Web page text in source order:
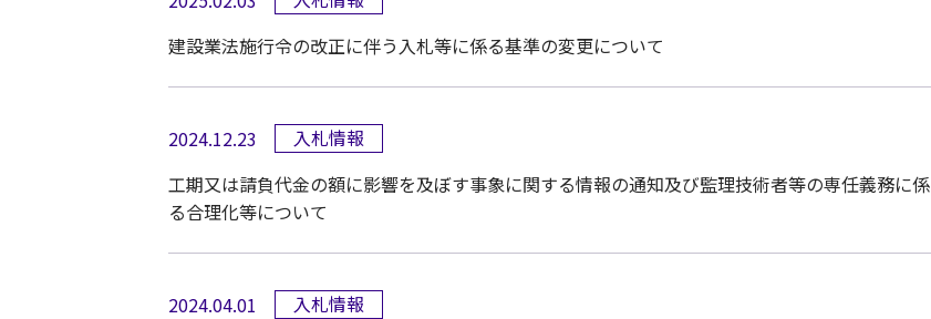
建設業法施行令の改正に伴う入札等に係る基準の変更について
2024.12.23
入札情報
工期又は請負代金の額に影響を及ぼす事象に関する情報の通知及び監理技術者等の専任義務に係
る合理化等について
2024.04.01
入札情報